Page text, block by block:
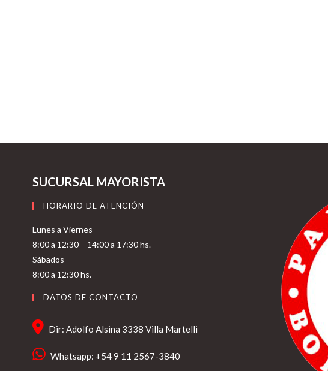
SUCURSAL MAYORISTA
HORARIO DE ATENCIÓN
Lunes a Viernes
8:00 a 12:30 – 14:00 a 17:30 hs.
Sábados
8:00 a 12:30 hs.
DATOS DE CONTACTO
Dir: Adolfo Alsina 3338 Villa Martelli
Whatsapp: +54 9 11 2567-3840